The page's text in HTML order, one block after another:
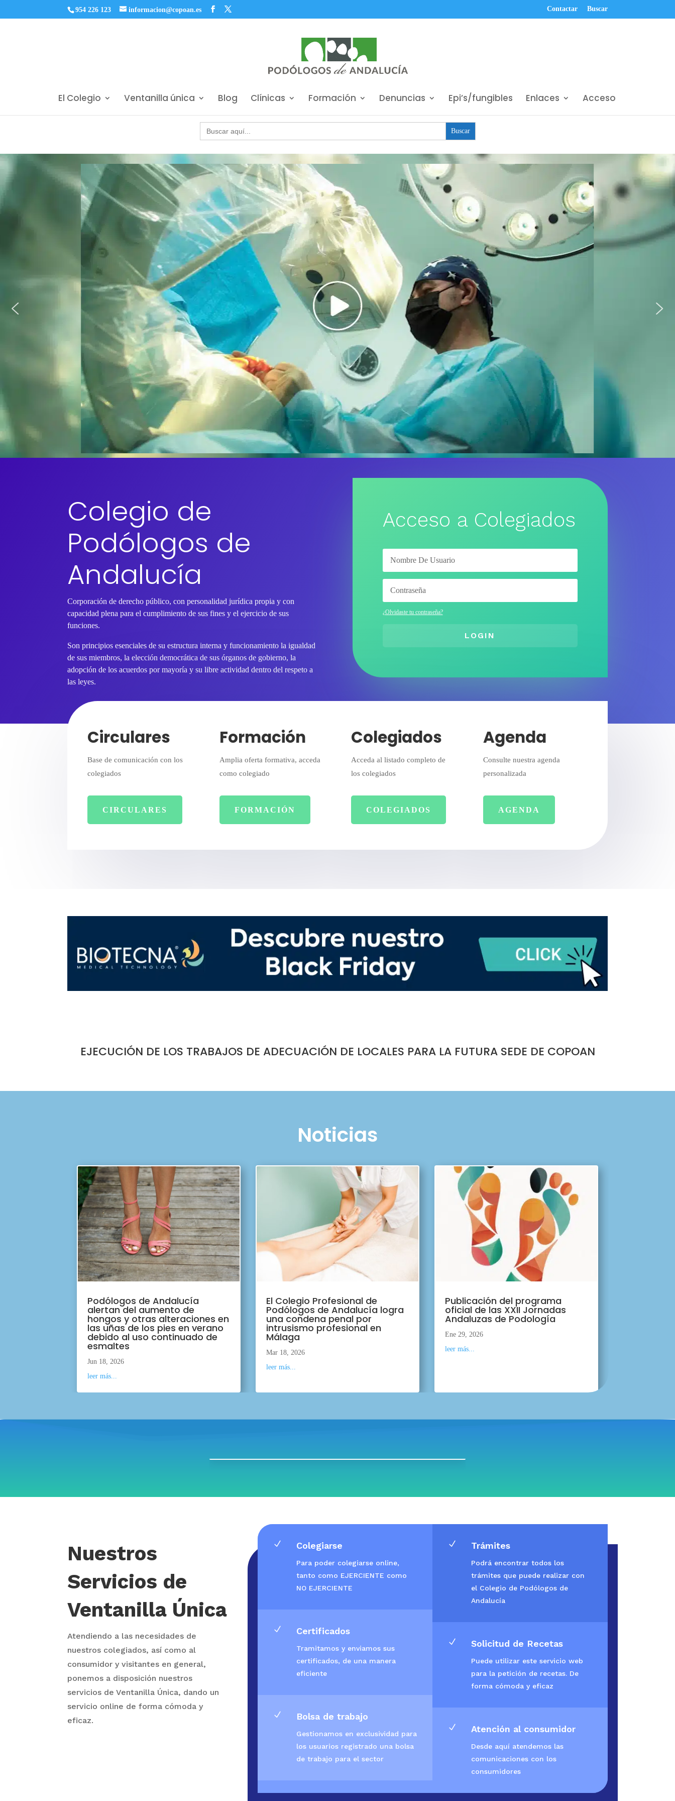
954 226 123 informacion@copoan.es Contactar Buscar
El Colegio Ventanilla única Blog Clínicas Formación Denuncias Epi’s/fungibles Enlaces Acceso
Buscar:
Colegio de
Podólogos de
Andalucía
Corporación de derecho público, con personalidad jurídica propia y con
capacidad plena para el cumplimiento de sus fines y el ejercicio de sus
funciones.
Son principios esenciales de su estructura interna y funcionamiento la igualdad
de sus miembros, la elección democrática de sus órganos de gobierno, la
adopción de los acuerdos por mayoría y su libre actividad dentro del respeto a
las leyes.
Acceso a Colegiados
¿Olvidaste tu contraseña?
LOGIN
Circulares
Base de comunicación con los
colegiados
CIRCULARES
Formación
Amplia oferta formativa, acceda
como colegiado
FORMACIÓN
Colegiados
Acceda al listado completo de
los colegiados
COLEGIADOS
Agenda
Consulte nuestra agenda
personalizada
AGENDA
EJECUCIÓN DE LOS TRABAJOS DE ADECUACIÓN DE LOCALES PARA LA FUTURA SEDE DE COPOAN
Noticias
Podólogos de Andalucía
alertan del aumento de
hongos y otras alteraciones en
las uñas de los pies en verano
debido al uso continuado de
esmaltes
Jun 18, 2026
leer más...
El Colegio Profesional de
Podólogos de Andalucía logra
una condena penal por
intrusismo profesional en
Málaga
Mar 18, 2026
leer más...
Publicación del programa
oficial de las XXII Jornadas
Andaluzas de Podología
Ene 29, 2026
leer más...
Nuestros
Servicios de
Ventanilla Única
Atendiendo a las necesidades de
nuestros colegiados, así como al
consumidor y visitantes en general,
ponemos a disposición nuestros
servicios de Ventanilla Única, dando un
servicio online de forma cómoda y
eficaz.
N Colegiarse
Para poder colegiarse online,
tanto como EJERCIENTE como
NO EJERCIENTE
N Certificados
Tramitamos y enviamos sus
certificados, de una manera
eficiente
N Bolsa de trabajo
Gestionamos en exclusividad para
los usuarios registrado una bolsa
de trabajo para el sector
N Trámites
Podrá encontrar todos los
trámites que puede realizar con
el Colegio de Podólogos de
Andalucía
N Solicitud de Recetas
Puede utilizar este servicio web
para la petición de recetas. De
forma cómoda y eficaz
N Atención al consumidor
Desde aquí atendemos las
comunicaciones con los
consumidores